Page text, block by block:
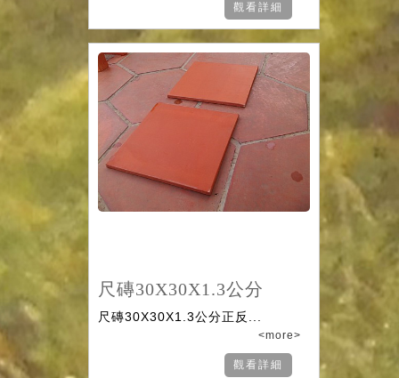
觀看詳細
尺磚30X30X1.3公分
尺磚30X30X1.3公分正反...
<more>
觀看詳細